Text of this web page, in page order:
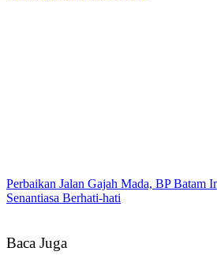
Perbaikan Jalan Gajah Mada, BP Batam
Senantiasa Berhati-hati
Baca Juga